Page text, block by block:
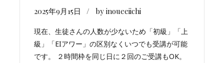
2025年9月15日 by inoueeiichi
現在、生徒さんの人数が少ないため「初級」「上
級」「EIアワー」の区別なくいつでも受講が可能
です。 ２時間枠を同じ日に２回のご受講もOK。